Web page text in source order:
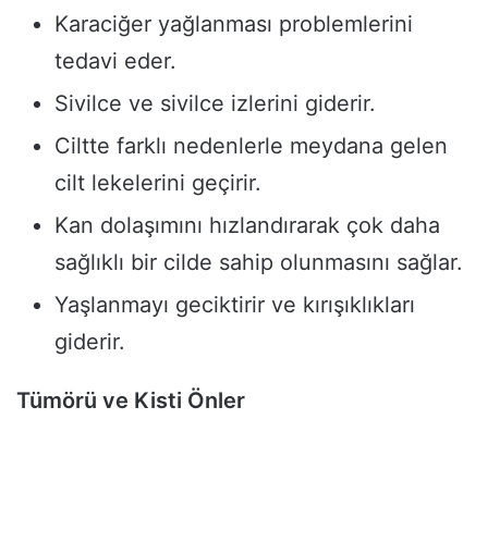
Karaciğer yağlanması problemlerini
tedavi eder.
Sivilce ve sivilce izlerini giderir.
Ciltte farklı nedenlerle meydana gelen
cilt lekelerini geçirir.
Kan dolaşımını hızlandırarak çok daha
sağlıklı bir cilde sahip olunmasını sağlar.
Yaşlanmayı geciktirir ve kırışıklıkları
giderir.
Tümörü ve Kisti Önler